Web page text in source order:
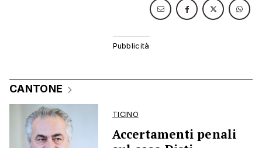
CANTONE
TICINO
Accertamenti penali